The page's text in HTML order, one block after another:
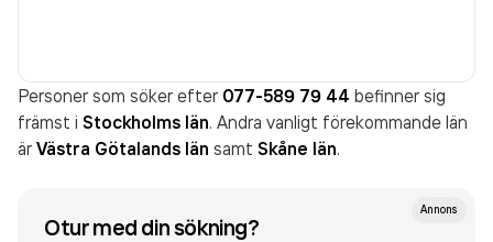
Personer som söker efter 077-589 79 44 befinner sig
främst i Stockholms län. Andra vanligt förekommande län
är Västra Götalands län samt Skåne län.
Annons
Otur med din sökning?